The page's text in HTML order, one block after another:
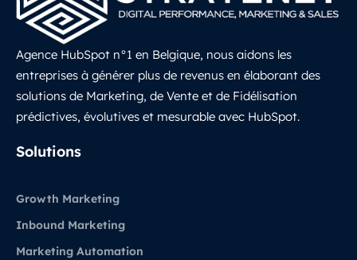
Agence HubSpot n°1 en Belgique, nous aidons les
entreprises à générer plus de revenus en élaborant des
solutions de Marketing, de Vente et de Fidélisation
prédictives, évolutives et mesurable avec HubSpot.
Solutions
Growth Marketing
Inbound Marketing
Marketing Automation